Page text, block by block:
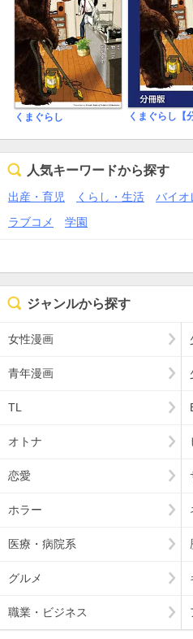
くまぐらし くまぐらし【
人気キーワードから探す
出産・育児 くらし・生活 バイオ
ラブコメ
学園
ジャンルから探す
女性漫画
青年漫画
TL
オトナ
恋愛
ホラー
医療・病院系
グルメ
職業・ビジネス